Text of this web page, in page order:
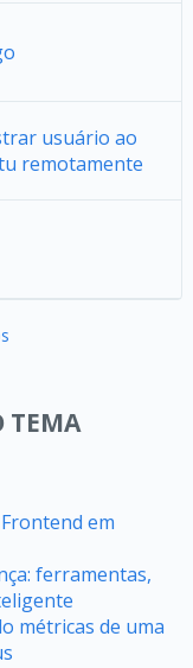
usuário ao
remotamente
TEMA
em
ferramentas,
métricas de uma